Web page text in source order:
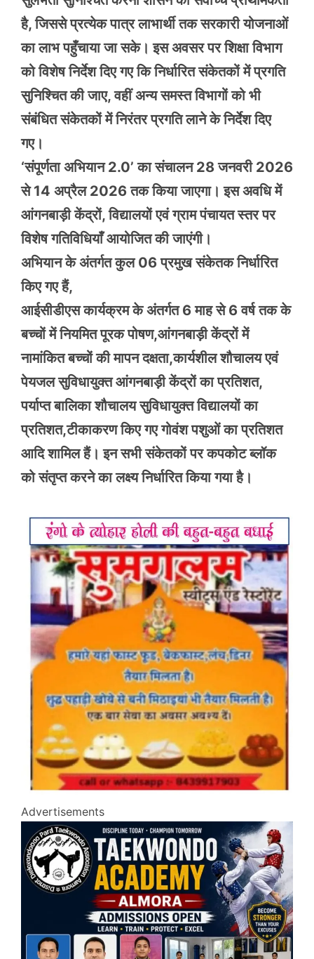
है, जिससे प्रत्येक पात्र लाभार्थी तक सरकारी योजनाओं
का लाभ पहुँचाया जा सके। इस अवसर‌ पर शिक्षा विभाग
को विशेष निर्देश दिए गए कि निर्धारित संकेतकों में प्रगति
सुनिश्चित की जाए, वहीं अन्य समस्त विभागों को भी
संबंधित संकेतकों में निरंतर प्रगति लाने के निर्देश दिए
गए।
‘संपूर्णता अभियान 2.0’ का संचालन 28 जनवरी 2026
से 14 अप्रैल 2026 तक किया जाएगा। इस अवधि में
आंगनबाड़ी केंद्रों, विद्यालयों एवं ग्राम पंचायत स्तर पर
विशेष गतिविधियाँ आयोजित की जाएंगी।
अभियान के अंतर्गत कुल 06 प्रमुख संकेतक निर्धारित
किए गए हैं,
आईसीडीएस कार्यक्रम के अंतर्गत 6 माह से 6 वर्ष तक के
बच्चों में नियमित पूरक पोषण,आंगनबाड़ी केंद्रों में
नामांकित बच्चों की मापन दक्षता,कार्यशील शौचालय एवं
पेयजल सुविधायुक्त आंगनबाड़ी केंद्रों का प्रतिशत,
पर्याप्त बालिका शौचालय सुविधायुक्त विद्यालयों का
प्रतिशत,टीकाकरण किए गए गोवंश पशुओं का प्रतिशत
आदि शामिल हैं। इन सभी संकेतकों पर कपकोट ब्लॉक
को संतृप्त करने का लक्ष्य निर्धारित किया गया है।
Advertisements